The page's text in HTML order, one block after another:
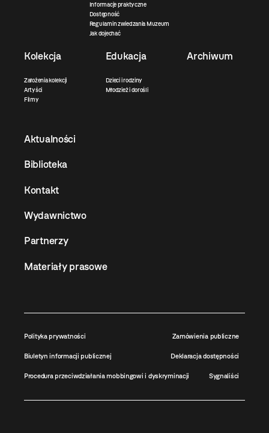
Informacje praktyczne
Dostępność
Regulamin zwiedzania Muzeum
Jak dojechać
Kolekcja
Założenia kolekcji
Artyści
Filmy
Edukacja
Dzieci i rodziny
Młodzież i dorośli
Archiwum
Aktualności
Biblioteka
Kontakt
Wydawnictwo
Partnerzy
Materiały prasowe
Polityka prywatności Zamówienia publiczne
Biuletyn informacji publicznej Deklaracja dostępności
Procedura przeciwdziałania mobbingowi i dyskryminacji Sygnaliści